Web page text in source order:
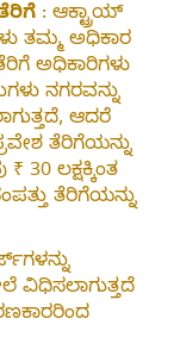
: ಆಕ್ಟ್ರಾಯ್
ತಮ್ಮ ಅಧಿಕಾರ
ಅಧಿಕಾರಿಗಳು
ನಗರವನ್ನು
ಆದರೆ
ತೆರಿಗೆಯನ್ನು
30 ಲಕ್ಷಕ್ಕಿಂತ
ತೆರಿಗೆಯನ್ನು
ವಿಧಿಸಲಾಗುತ್ತದೆ